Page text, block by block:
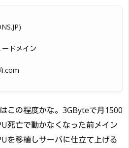
ドメイン
.com
この程度かな。3GByteで月1500
死亡で動かなくなった前メイン
を移植しサーバに仕立て上げる